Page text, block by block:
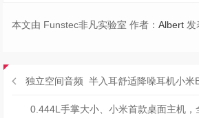
本文由 Funstec非凡实验室 作者：Albert 发
独立空间音频 半入耳舒适降噪耳机小米
0.444L手掌大小、小米首款桌面主机，